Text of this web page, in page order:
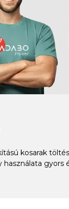
kosarak
gyors